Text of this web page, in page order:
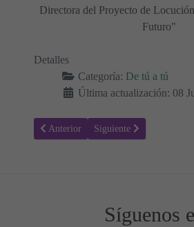
Directora del Proyecto de
Futuro"
Detalles
Categoría: De tú a tú
Última actualización: 08
Artículo anterior: ¡Un mundo hermoso
Anterior Artículo siguiente: La
Siguiente
Síguenos